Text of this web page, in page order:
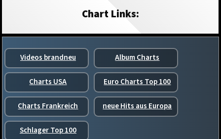
Chart Links:
Videos brandneu Album Charts
Charts USA Euro Charts Top 100
Charts Frankreich neue Hits aus Europa
Schlager Top 100